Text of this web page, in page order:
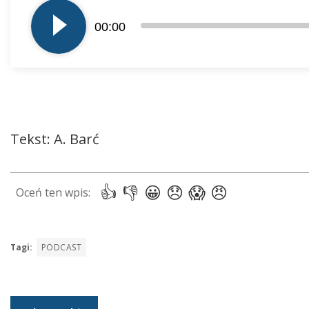
plików
dźwiękowych
00:00
Tekst: A. Barć
Tagi: PODCAST